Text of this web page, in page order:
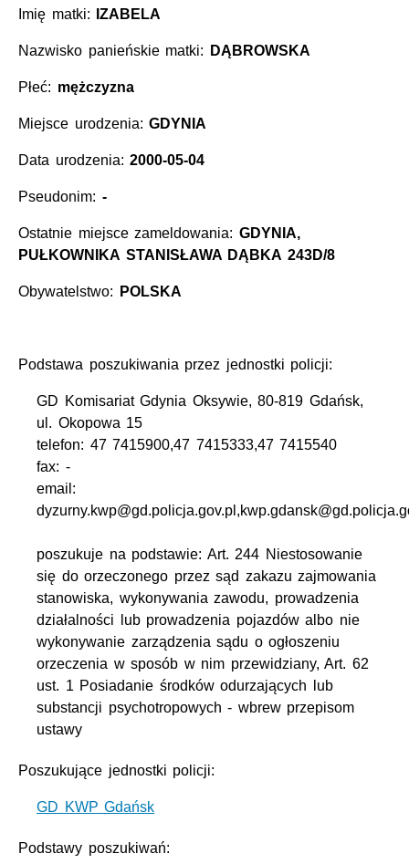
Imię matki: IZABELA
Nazwisko panieńskie matki: DĄBROWSKA
Płeć: mężczyzna
Miejsce urodzenia:GDYNIA
Data urodzenia:2000-05-04
Pseudonim: -
Ostatnie miejsce zameldowania: GDYNIA,
PUŁKOWNIKA STANISŁAWA DĄBKA 243D/8
Obywatelstwo: POLSKA
Podstawa poszukiwania przez jednostki policji:
GD Komisariat Gdynia Oksywie, 80-819 Gdańsk,
ul. Okopowa 15
telefon: 47 7415900,47 7415333,47 7415540
fax: -
email:
poszukuje na podstawie: Art. 244 Niestosowanie
się do orzeczonego przez sąd zakazu zajmowania
stanowiska, wykonywania zawodu, prowadzenia
działalności lub prowadzenia pojazdów albo nie
wykonywanie zarządzenia sądu o ogłoszeniu
orzeczenia w sposób w nim przewidziany, Art. 62
ust. 1 Posiadanie środków odurzających lub
substancji psychotropowych - wbrew przepisom
ustawy
Poszukujące jednostki policji:
GD KWP Gdańsk
Podstawy poszukiwań: